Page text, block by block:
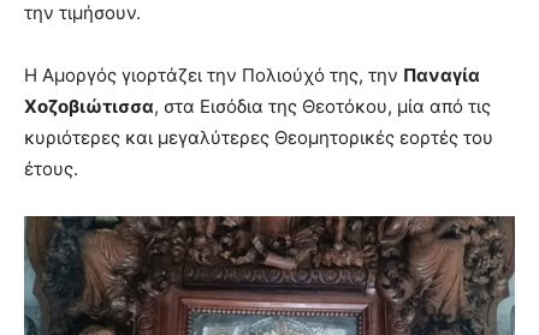
την τιμήσουν.
Η Αμοργός γιορτάζει την Πολιούχό της, την Παναγία
Χοζοβιώτισσα, στα Εισόδια της Θεοτόκου, μία από τις
κυριότερες και μεγαλύτερες Θεομητορικές εορτές του
έτους.